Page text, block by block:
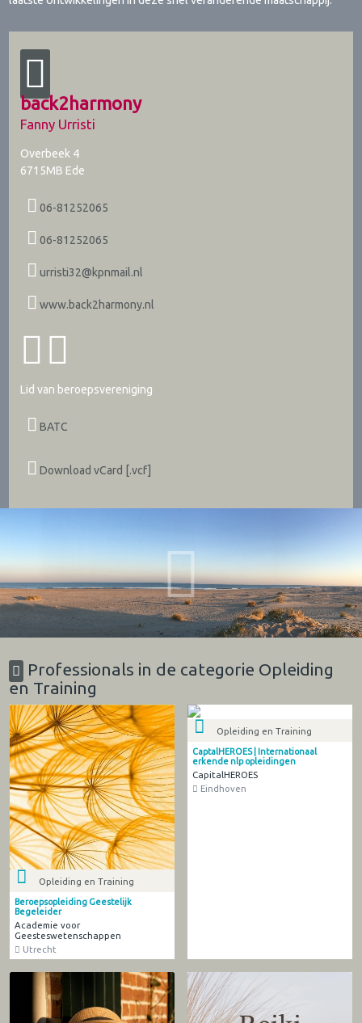
back2harmony
Fanny Urristi
Overbeek 4
6715MB Ede
06-81252065
06-81252065
urristi32@kpnmail.nl
www.back2harmony.nl
Lid van beroepsvereniging
BATC
Download vCard [.vcf]
Professionals in de categorie Opleiding
en Training
Opleiding en Training
Beroepsopleiding Geestelijk
Begeleider
Academie voor
Geesteswetenschappen
Utrecht
Opleiding en Training
CaptalHEROES | Internationaal
erkende nlp opleidingen
CapitalHEROES
Eindhoven